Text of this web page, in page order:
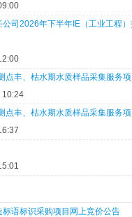
司2026年下半年IE（工业工程
点丰、枯水期水质样品采集服务
10:24
点丰、枯水期水质样品采集服务
语标识采购项目网上竞价公告